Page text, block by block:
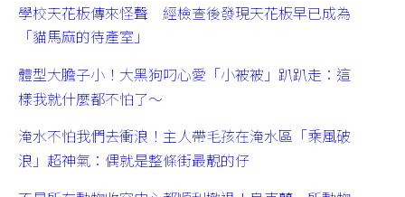
學校天花板傳來怪聲 經檢查後發現天花板早已成為
「貓馬麻的待產室」
體型大膽子小！大黑狗叼心愛「小被被」趴趴走：這
樣我就什麼都不怕了～
淹水不怕我們去衝浪！主人帶毛孩在淹水區「乘風破
浪」超神氣：偶就是整條街最靚的仔